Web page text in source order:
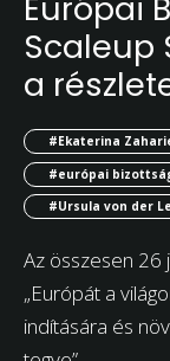
Scaleup
a
#Ekaterina
#európai
#Ursula von der
Az összesen 26
„Európát a
indítására és